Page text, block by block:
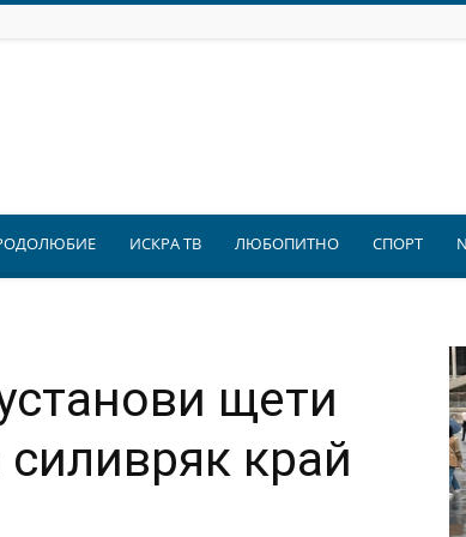
ИСКРА ТВ ЛЮБОПИТНО СПОРТ
щети
край